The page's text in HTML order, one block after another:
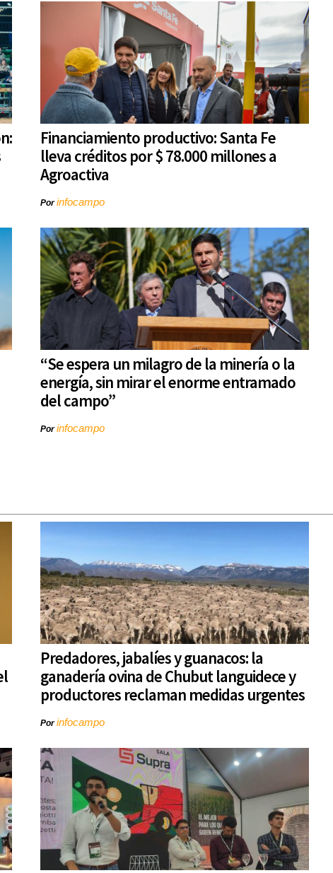
Financiamiento productivo: Santa Fe
lleva créditos por $ 78.000 millones a
Agroactiva
Porinfocampo
“Se espera un milagro de la minería o la
energía, sin mirar el enorme entramado
del campo”
Porinfocampo
Predadores, jabalíes y guanacos: la
ganadería ovina de Chubut languidece y
productores reclaman medidas urgentes
Porinfocampo